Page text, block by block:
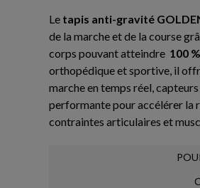
Le tapis anti-gravité
de la marche et de la course
corps pouvant atteindre 100 %
orthopédique et sportive, il
marche en temps réel,
performante pour accélérer la
contraintes articulaires et